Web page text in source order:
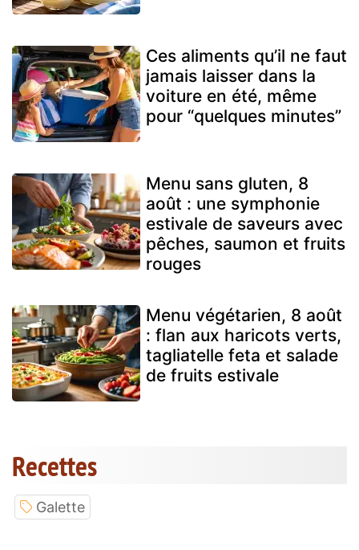
Ces aliments qu’il ne faut
jamais laisser dans la
voiture en été, même
pour “quelques minutes”
Menu sans gluten, 8
août : une symphonie
estivale de saveurs avec
pêches, saumon et fruits
rouges
Menu végétarien, 8 août
: flan aux haricots verts,
tagliatelle feta et salade
de fruits estivale
Recettes
Galette